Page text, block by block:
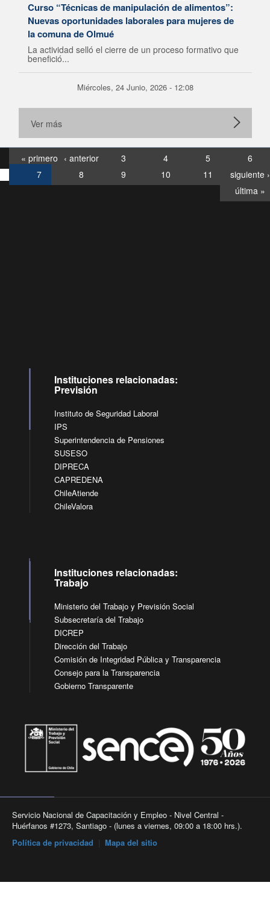
Curso “Técnicas de manipulación de alimentos”:
Nuevas oportunidades laborales para mujeres de
la comuna de Olmué
La actividad selló el cierre de un proceso formativo que
benefició...
Miércoles, 24 Junio, 2026 - 12:08
Ver más
« primero ‹ anterior 3 4 5
6
7
8 9 10 11
siguiente ›
última »
Instituciones relacionadas:
Previsión
Instituto de Seguridad Laboral
IPS
Superintendencia de Pensiones
SUSESO
DIPRECA
CAPREDENA
ChileAtiende
ChileValora
Instituciones relacionadas:
Trabajo
Ministerio del Trabajo y Previsión Social
Subsecretaría del Trabajo
DICREP
Dirección del Trabajo
Comisión de Integridad Pública y Transparencia
Consejo para la Transparencia
Gobierno Transparente
Servicio Nacional de Capacitación y Empleo - Nivel Central -
Huérfanos #1273, Santiago - (lunes a viernes, 09:00 a 18:00 hrs.).
Política de privacidad
Mapa del sitio